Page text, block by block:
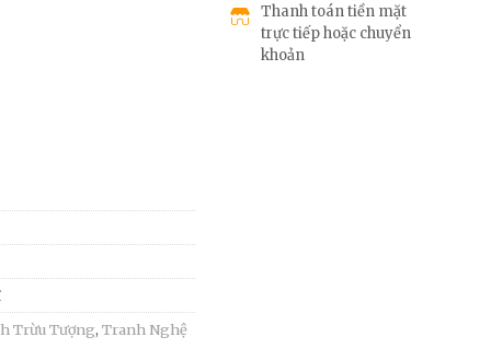
Trừu Tượng, Tranh Nghệ
Thanh toán tiền mặt
trực tiếp hoặc chuyển
khoản